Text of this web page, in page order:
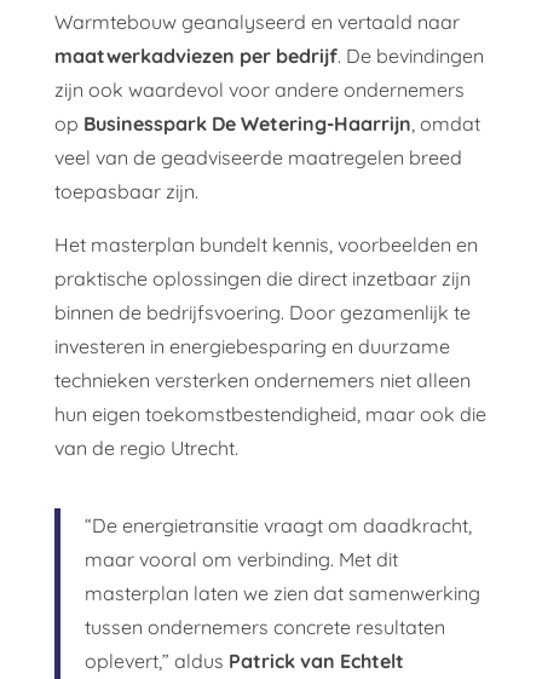
Warmtebouw geanalyseerd en vertaald naar
maatwerkadviezen per bedrijf. De bevindingen
zijn ook waardevol voor andere ondernemers
op Businesspark De Wetering-Haarrijn, omdat
veel van de geadviseerde maatregelen breed
toepasbaar zijn.
Het masterplan bundelt kennis, voorbeelden en
praktische oplossingen die direct inzetbaar zijn
binnen de bedrijfsvoering. Door gezamenlijk te
investeren in energiebesparing en duurzame
technieken versterken ondernemers niet alleen
hun eigen toekomstbestendigheid, maar ook die
van de regio Utrecht.
“De energietransitie vraagt om daadkracht,
maar vooral om verbinding. Met dit
masterplan laten we zien dat samenwerking
tussen ondernemers concrete resultaten
oplevert,” aldus Patrick van Echtelt